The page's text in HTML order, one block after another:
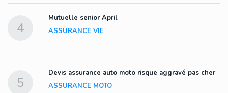
4
Mutuelle senior April
ASSURANCE VIE
5
Devis assurance auto moto risque aggravé pas cher
ASSURANCE MOTO